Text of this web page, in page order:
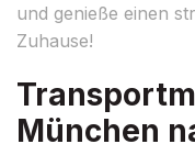
und genieße einen
Zuhause!
München